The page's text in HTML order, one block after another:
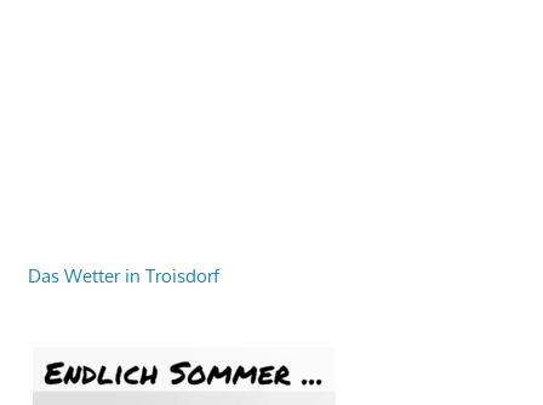
Das Wetter in Troisdorf